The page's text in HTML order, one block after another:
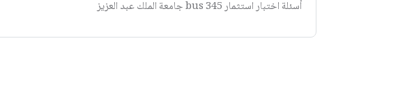
أسئلة اختبار استثمار bus 345 جامعة الملك عبد العزيز